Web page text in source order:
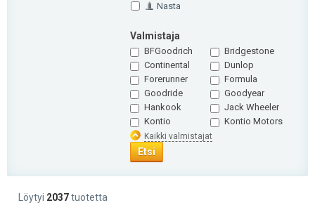
Nasta
Valmistaja
BFGoodrich
Bridgestone
Continental
Dunlop
Forerunner
Formula
Goodride
Goodyear
Hankook
Jack Wheeler
Kontio
Kontio Motors
Kaikki valmistajat
Etsi
Löytyi 2037tuotetta